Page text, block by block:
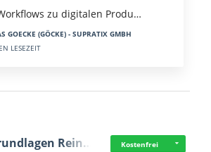
zu digitalen Produ…
GOECKE (GÖCKE) - SUPRATIX GMBH
LESEZEIT
Rein… Kostenfrei